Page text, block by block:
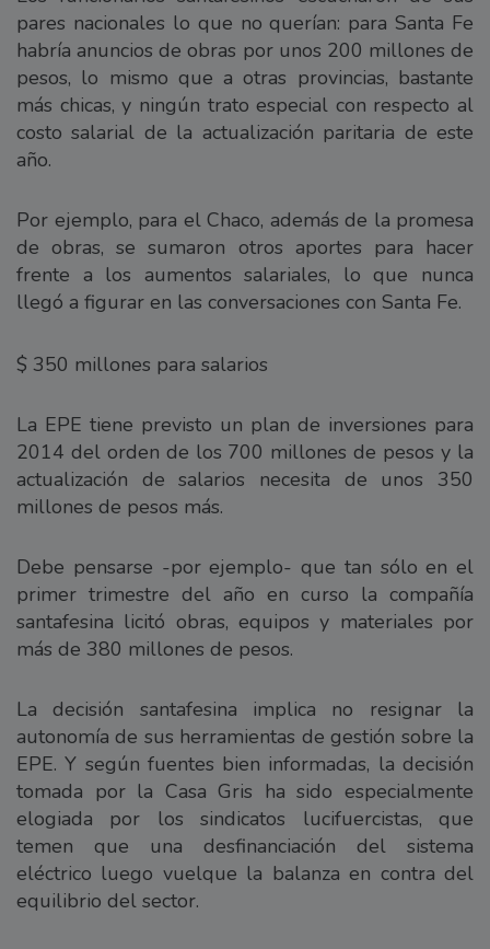
pares nacionales lo que no querían: para Santa Fe
habría anuncios de obras por unos 200 millones de
pesos, lo mismo que a otras provincias, bastante
más chicas, y ningún trato especial con respecto al
costo salarial de la actualización paritaria de este
año.
Por ejemplo, para el Chaco, además de la promesa
de obras, se sumaron otros aportes para hacer
frente a los aumentos salariales, lo que nunca
llegó a figurar en las conversaciones con Santa Fe.
$ 350 millones para salarios
La EPE tiene previsto un plan de inversiones para
2014 del orden de los 700 millones de pesos y la
actualización de salarios necesita de unos 350
millones de pesos más.
Debe pensarse -por ejemplo- que tan sólo en el
primer trimestre del año en curso la compañía
santafesina licitó obras, equipos y materiales por
más de 380 millones de pesos.
La decisión santafesina implica no resignar la
autonomía de sus herramientas de gestión sobre la
EPE. Y según fuentes bien informadas, la decisión
tomada por la Casa Gris ha sido especialmente
elogiada por los sindicatos lucifuercistas, que
temen que una desfinanciación del sistema
eléctrico luego vuelque la balanza en contra del
equilibrio del sector.